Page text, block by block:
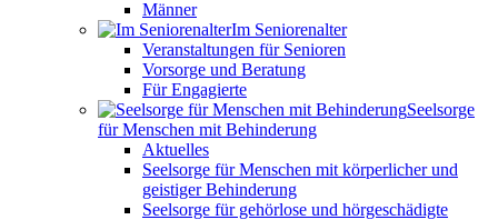
Männer
Im Seniorenalter
Veranstaltungen für Senioren
Vorsorge und Beratung
Für Engagierte
Seelsorge
für Menschen mit Behinderung
Aktuelles
Seelsorge für Menschen mit körperlicher und
geistiger Behinderung
Seelsorge für gehörlose und hörgeschädigte